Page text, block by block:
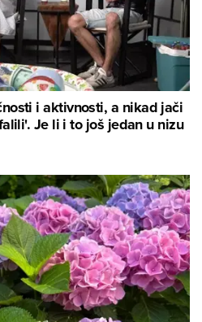
i aktivnosti, a nikad jači
Je li i to još jedan u nizu